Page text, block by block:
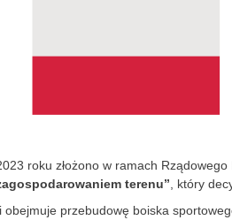
roku złożono w ramach
terenu”, który
obejmuje przebudowę boiska